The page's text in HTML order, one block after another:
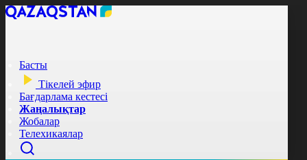
Басты
Тікелей эфир
Бағдарлама кестесі
Жаңалықтар
Жобалар
Телехикаялар